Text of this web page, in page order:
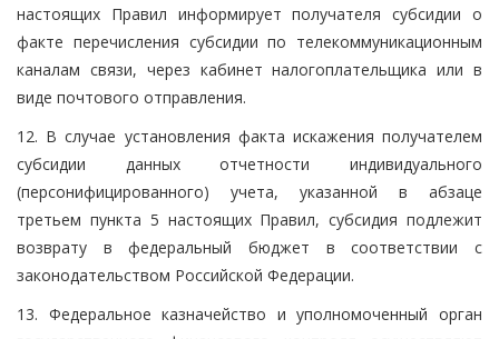
настоящих Правил информирует получателя субсидии о
факте перечисления субсидии по телекоммуникационным
каналам связи, через кабинет налогоплательщика или в
виде почтового отправления.
12. В случае установления факта искажения получателем
субсидии данных отчетности индивидуального
(персонифицированного) учета, указанной в абзаце
третьем пункта 5 настоящих Правил, субсидия подлежит
возврату в федеральный бюджет в соответствии с
законодательством Российской Федерации.
13. Федеральное казначейство и уполномоченный орган